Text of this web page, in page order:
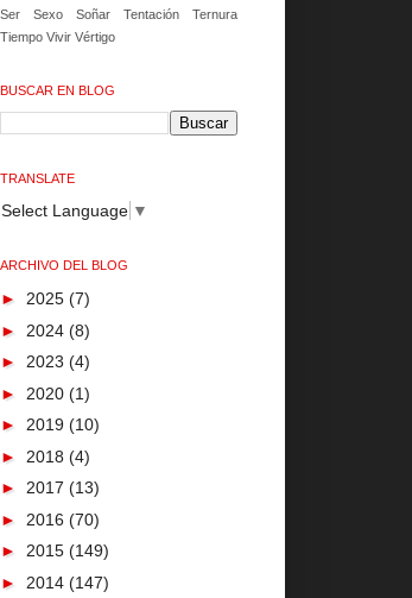
Ser
Sexo Soñar Tentación
Ternura
Tiempo Vivir Vértigo
BUSCAR EN BLOG
TRANSLATE
Select Language ▼
ARCHIVO DEL BLOG
► 2025 (7)
► 2024 (8)
► 2023 (4)
► 2020 (1)
► 2019 (10)
► 2018 (4)
► 2017 (13)
► 2016 (70)
► 2015 (149)
► 2014 (147)